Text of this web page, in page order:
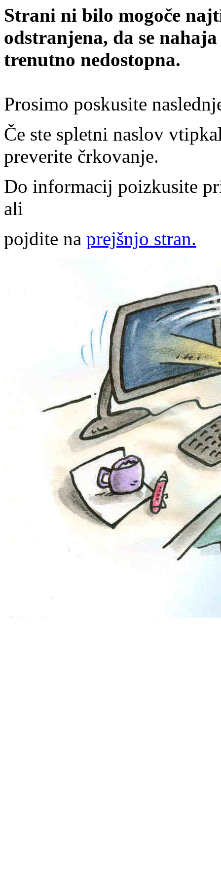
Strani ni bilo mogoče
odstranjena, da se
trenutno nedostopna.
Prosimo poskusite
Če ste spletni naslov
preverite črkovanje.
Do informacij poizkusite
ali
pojdite na prejšnjo stran.